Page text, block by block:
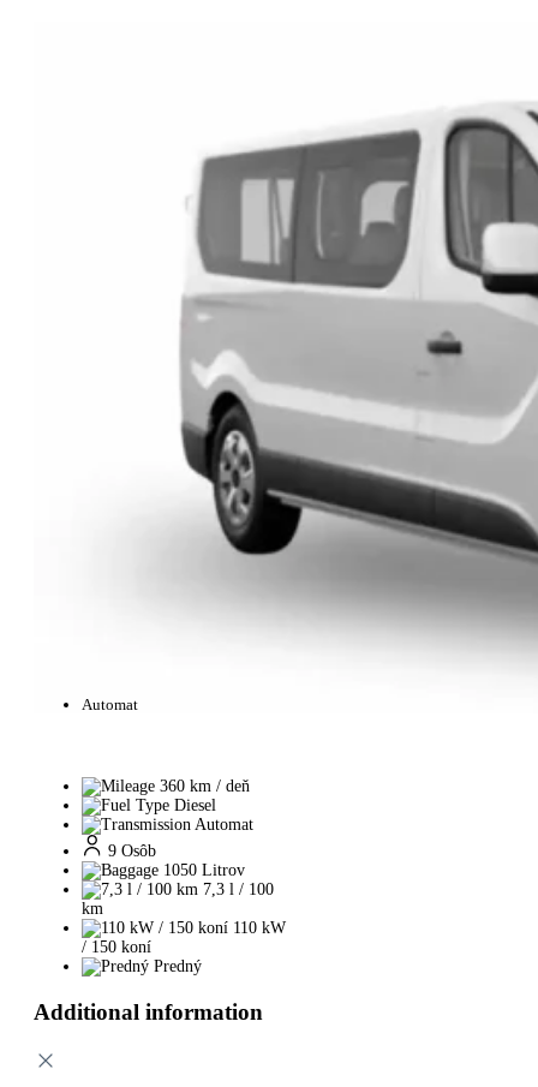
Automat
360 km / deň
Diesel
Automat
9 Osôb
1050 Litrov
7,3 l / 100
km
110 kW
/ 150 koní
Predný
Additional information